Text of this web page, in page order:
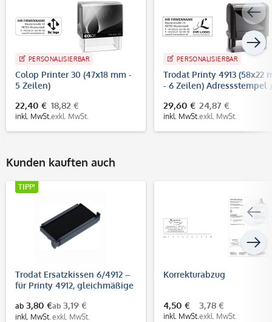
PERSONALISIERBAR
Colop Printer 30 (47x18 mm -
5 Zeilen)
22,40 €
inkl. MwSt.
18,82 €
exkl. MwSt.
PERSONALISIERBAR
Trodat Printy 4913 (58x22
- 6 Zeilen) Adressstempel
29,60 €
inkl. MwSt.
24,87 €
exkl. MwSt.
Kunden kauften auch
TIPP!
Trodat Ersatzkissen 6/4912 –
für Printy 4912, gleichmäßige
ab 3,80 €
inkl. MwSt.
ab 3,19 €
exkl. MwSt.
Korrekturabzug
4,50 €
inkl. MwSt.
3,78 €
exkl. MwSt.